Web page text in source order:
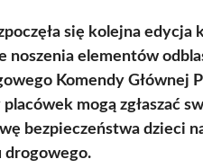
się kolejna edycja
noszenia elementów
Komendy Głównej
mogą zgłaszać
bezpieczeństwa dzieci
drogowego.